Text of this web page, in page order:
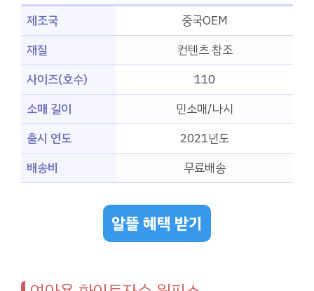
제조국
중국OEM
재질
컨텐츠 참조
사이즈(호수)
110
소매 길이
민소매/나시
출시 연도
2021년도
배송비
무료배송
알뜰 혜택 받기